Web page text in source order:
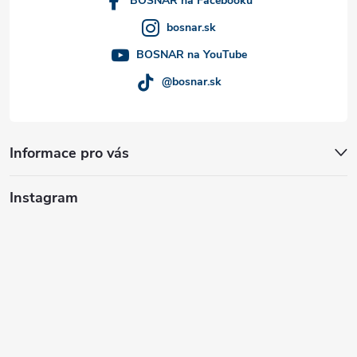
Informace pro vás
bosnar.sk
BOSNAR na YouTube
@bosnar.sk
Instagram